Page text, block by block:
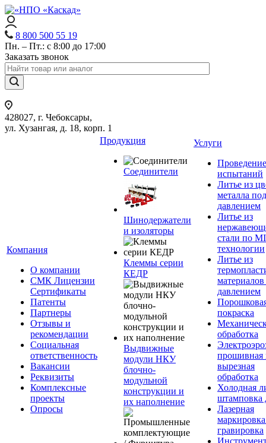
8 800 500 55 19
Пн. – Пт.: с 8:00 до 17:00
Заказать звонок
428027, г. Чебоксары,
ул. Хузангая, д. 18, корп. 1
Компания
О компании
СМК Лицензии
Сертификаты
Патенты
Партнеры
Отзывы и
рекомендации
Социальная
ответственность
Вакансии
Реквизиты
Комплексные
проекты
Опросы
Продукция
Соединители
Шинодержатели
и изоляторы
Клеммы серии
КЕДР
Выдвижные
модули НКУ
блочно-
модульной
конструкции и
их наполнение
Услуги
Проведение
испытаний
Литье из
металла под
давлением
Литье из
стали по
технологии
Литье из
давлением
покраска
обработка
прошивная
вырезная
обработка
Холодная
штамповка
Лазерная
гравировка